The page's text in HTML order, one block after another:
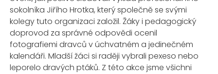
sokolníka Jiřího Hrotka, který společně se svými
kolegy tuto organizaci založil. Žáky i pedagogický
doprovod za správné odpovědi ocenil
fotografiemi dravců v úchvatném a jedinečném
kalendáři. Mladší žáci si raději vybrali pexeso nebo
leporelo dravých ptáků. Z této akce jsme všichni